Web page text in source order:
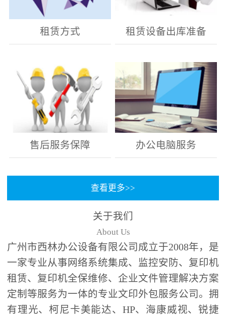
租赁方式 租赁设备出库准备
售后服务保障 办公电脑服务
查看更多>>
关于我们
About Us
广州市西林办公设备有限公司成立于2008年，是
一家专业从事网络系统集成、监控安防、复印机
租赁、复印机全保维修、企业文件管理解决方案
定制等服务为一体的专业文印外包服务公司。拥
有理光、柯尼卡美能达、HP、海康威视、锐捷